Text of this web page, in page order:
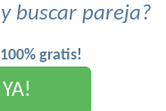
buscar pareja?
gratis!